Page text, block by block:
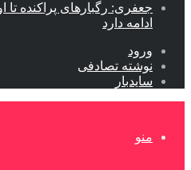
جعفری: رگبارهای پراکنده تا
ادامه دارد
ورود
نوشته تصادفی
سایدبار
منو